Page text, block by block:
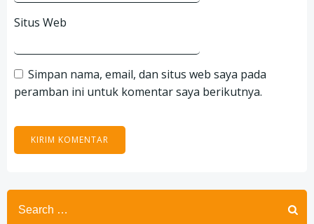
Situs Web
Simpan nama, email, dan situs web saya pada
peramban ini untuk komentar saya berikutnya.
Search
for: